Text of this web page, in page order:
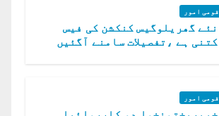
قومی امور
نئے گھریلوگیس کنکشن کی فیس
کتنی ہے ،تفصیلات سامنے آگئیں
قومی امور